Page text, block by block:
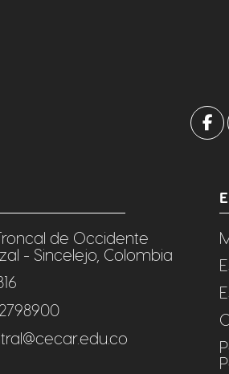
de Occidente
- Sincelejo, Colombia